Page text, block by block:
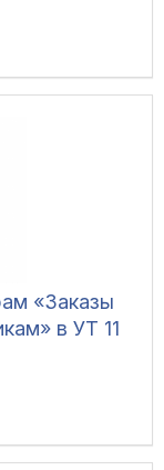
«Заказы
в УТ 11